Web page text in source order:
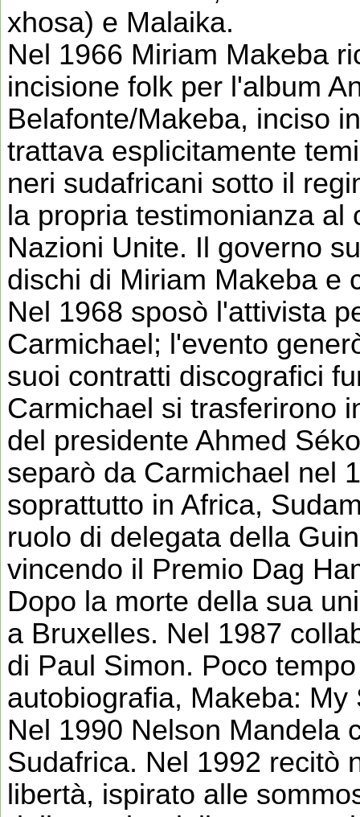
xhosa) e Malaika.
Nel 1966 Miriam Makeba
incisione folk per l'album
Belafonte/Makeba, inciso
trattava esplicitamente
neri sudafricani sotto il
la propria testimonianza
Nazioni Unite. Il governo
dischi di Miriam Makeba e
Nel 1968 sposò l'attivista
Carmichael; l'evento
suoi contratti discografici
Carmichael si trasferirono
del presidente Ahmed
separò da Carmichael nel
soprattutto in Africa,
ruolo di delegata della
vincendo il Premio Dag
Dopo la morte della sua
a Bruxelles. Nel 1987
di Paul Simon. Poco
autobiografia, Makeba: My
Nel 1990 Nelson Mandela
Sudafrica. Nel 1992 recitò
libertà, ispirato alle